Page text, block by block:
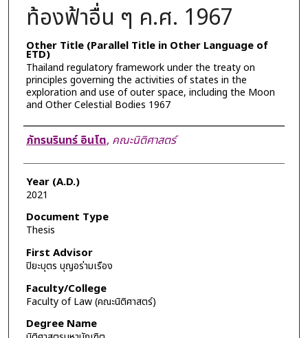
ท้องฟ้าอื่น ๆ ค.ศ. 1967
Other Title (Parallel Title in Other Language of
ETD)
Thailand regulatory framework under the treaty on
principles governing the activities of states in the
exploration and use of outer space, including the Moon
and Other Celestial Bodies 1967
Author
ภัทรนรินทร์ อินโต, คณะนิติศาสตร์
Year (A.D.)
2021
Document Type
Thesis
First Advisor
ปิยะบุตร บุญอร่ามเรือง
Faculty/College
Faculty of Law (คณะนิติศาสตร์)
Degree Name